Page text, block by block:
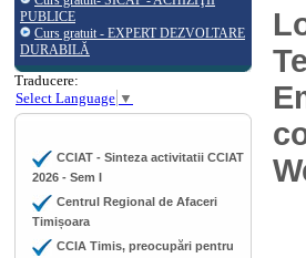
PUBLICE
Curs gratuit - EXPERT DEZVOLTARE
DURABILĂ
Traducere:
Select Language ▼
CCIAT - Sinteza activitatii CCIAT
2026 - Sem I
Centrul Regional de Afaceri
Timișoara
CCIA Timis, preocupări pentru